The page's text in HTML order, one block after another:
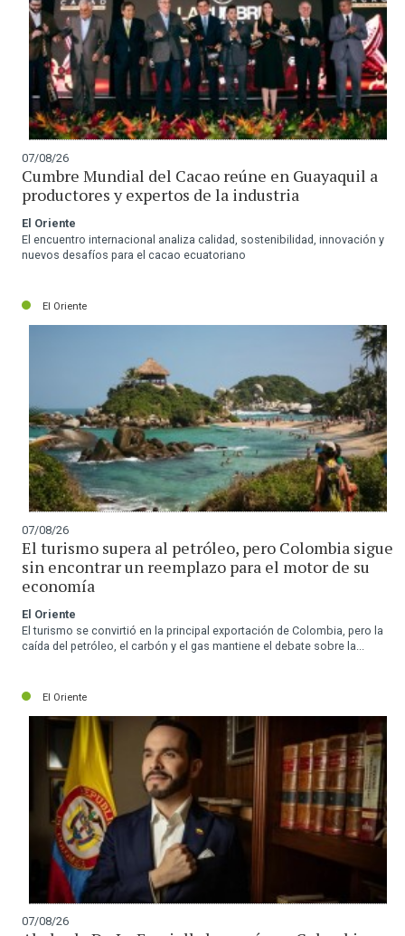
07/08/26
Cumbre Mundial del Cacao reúne en Guayaquil a
productores y expertos de la industria
El Oriente
El encuentro internacional analiza calidad, sostenibilidad, innovación y
nuevos desafíos para el cacao ecuatoriano
El Oriente
07/08/26
El turismo supera al petróleo, pero Colombia sigue
sin encontrar un reemplazo para el motor de su
economía
El Oriente
El turismo se convirtió en la principal exportación de Colombia, pero la
caída del petróleo, el carbón y el gas mantiene el debate sobre la...
El Oriente
07/08/26